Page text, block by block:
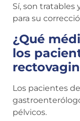
Sí, son tratables
para su
¿Qué
los
Los pacientes
pélvicos.